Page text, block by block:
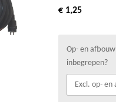
€ 1,25
Op- en afbouw
inbegrepen?